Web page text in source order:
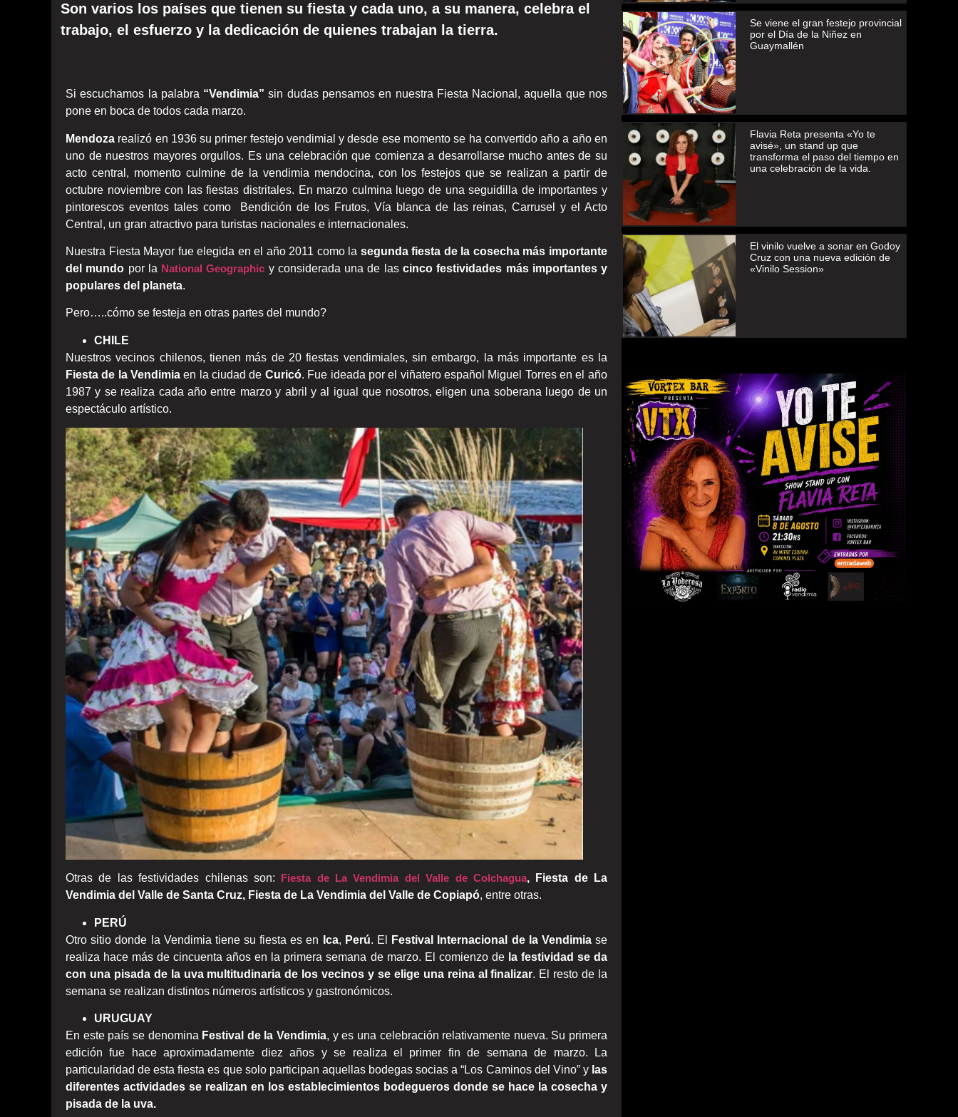
Son varios los países que tienen su fiesta y cada uno, a su manera, celebra el
trabajo, el esfuerzo y la dedicación de quienes trabajan la tierra.
Si escuchamos la palabra “Vendimia” sin dudas pensamos en nuestra Fiesta Nacional, aquella que nos
pone en boca de todos cada marzo.
Mendoza realizó en 1936 su primer festejo vendimial y desde ese momento se ha convertido año a año en
uno de nuestros mayores orgullos. Es una celebración que comienza a desarrollarse mucho antes de su
acto central, momento culmine de la vendimia mendocina, con los festejos que se realizan a partir de
octubre noviembre con las fiestas distritales. En marzo culmina luego de una seguidilla de importantes y
pintorescos eventos tales como Bendición de los Frutos, Vía blanca de las reinas, Carrusel y el Acto
Central, un gran atractivo para turistas nacionales e internacionales.
Nuestra Fiesta Mayor fue elegida en el año 2011 como la segunda fiesta de la cosecha más importante
del mundo por la National Geographic y considerada una de las cinco festividades más importantes y
populares del planeta.
Pero…..cómo se festeja en otras partes del mundo?
CHILE
Nuestros vecinos chilenos, tienen más de 20 fiestas vendimiales, sin embargo, la más importante es la
Fiesta de la Vendimia en la ciudad de Curicó. Fue ideada por el viñatero español Miguel Torres en el año
1987 y se realiza cada año entre marzo y abril y al igual que nosotros, eligen una soberana luego de un
espectáculo artístico.
Otras de las festividades chilenas son: Fiesta de La Vendimia del Valle de Colchagua, Fiesta de La
Vendimia del Valle de Santa Cruz, Fiesta de La Vendimia del Valle de Copiapó, entre otras.
PERÚ
Otro sitio donde la Vendimia tiene su fiesta es en
Ica, Perú. El Festival Internacional de la Vendimiase
realiza hace más de cincuenta años en la primera semana de marzo. El comienzo dela festividad se da
con una pisada de la uva multitudinaria de los vecinos y se elige una reina al finalizar. El resto de la
semana se realizan distintos números artísticos y gastronómicos.
URUGUAY
En este país se denomina Festival de la Vendimia, y es una celebración relativamente nueva. Su primera
edición fue hace aproximadamente diez años y se realiza el primer fin de semana de marzo. La
particularidad de esta fiesta es que solo participan aquellas bodegas socias a “Los Caminos del Vino” y las
diferentes actividades se realizan en los establecimientos bodegueros donde se hace la cosecha y
pisada de la uva.
Se viene el gran festejo provincial
por el Día de la Niñez en
Guaymallén
Flavia Reta presenta «Yo te
avisé», un stand up que
transforma el paso del tiempo en
una celebración de la vida.
El vinilo vuelve a sonar en Godoy
Cruz con una nueva edición de
«Vinilo Session»